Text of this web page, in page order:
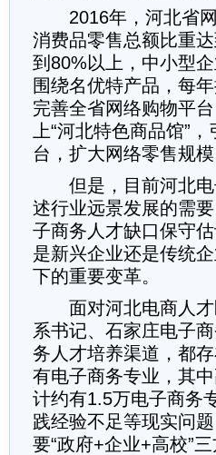
2016年，河北省网
消费品零售总额比重
到80%以上，中小型
围绕名优特产品，每
完善全省网络购物平
上“河北特色商品馆”
台，扩大网络零售规模
但是，目前河北电
述行业远景发展的需
子商务人才缺口保守
是新兴企业还是传统
下的重要变革。
面对河北电商人才
系书记、石家庄电子
务人才培养渠道，都
有电子商务专业，其
计约有1.5万电子商务
践经验不足等现实问
要“政府+企业+高校”